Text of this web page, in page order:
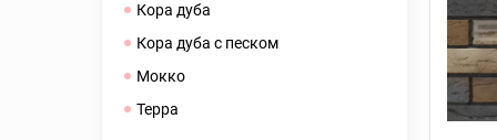
кора дуба
кора дуба с песком
мокко
терра